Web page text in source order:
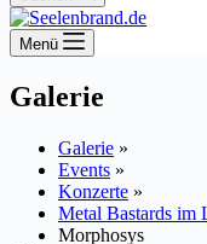
Menü
Galerie
Galerie »
Events »
Konzerte »
Metal Bastards im
Morphosys